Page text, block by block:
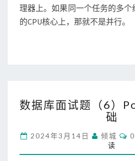
理器上。如果同一个任务的多
的CPU核心上，那就不是并行。
据
库
试
题
数据库面试题（6）
础
2024年3月14日 倾城
C
O
M
读